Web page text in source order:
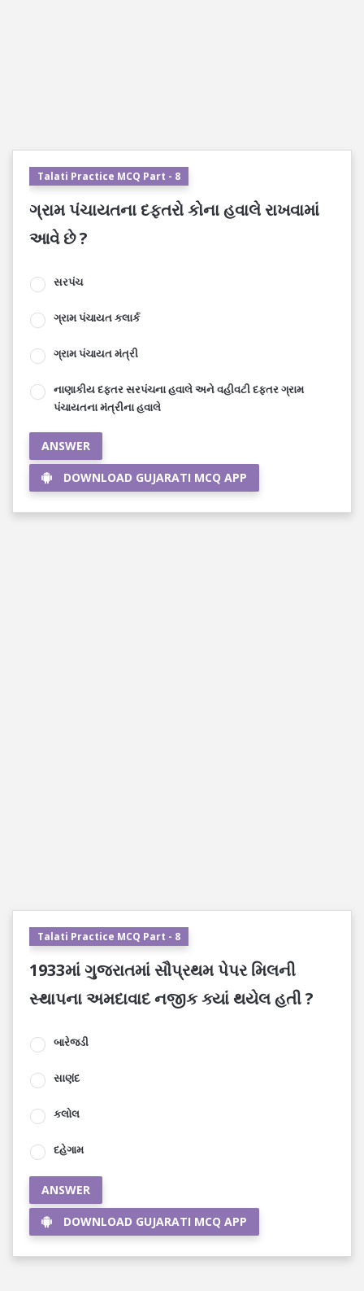
Talati Practice MCQ Part - 8
ગ્રામ પંચાયતના દફ્તરો કોના હવાલે રાખવામાં
આવે છે ?
સરપંચ
ગ્રામ પંચાયત કલાર્ક
ગ્રામ પંચાયત મંત્રી
નાણાકીય દફ્તર સરપંચના હવાલે અને વહીવટી દફ્તર ગ્રામ
પંચાયતના મંત્રીના હવાલે
ANSWER
DOWNLOAD GUJARATI MCQ APP
Talati Practice MCQ Part - 8
1933માં ગુજરાતમાં સૌપ્રથમ પેપર મિલની
સ્થાપના અમદાવાદ નજીક ક્યાં થયેલ હતી ?
બારેજડી
સાણંદ
કલોલ
દહેગામ
ANSWER
DOWNLOAD GUJARATI MCQ APP